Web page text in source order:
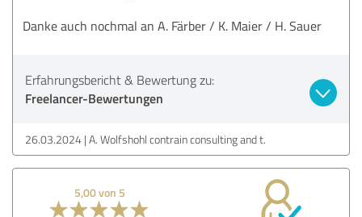
Danke auch nochmal an A. Färber / K. Maier / H. Sauer
Erfahrungsbericht & Bewertung zu:
Freelancer-Bewertungen
26.03.2024 A. Wolfshohl contrain consulting and t.
5,00 von 5